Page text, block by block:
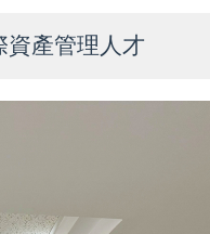
產管理人才